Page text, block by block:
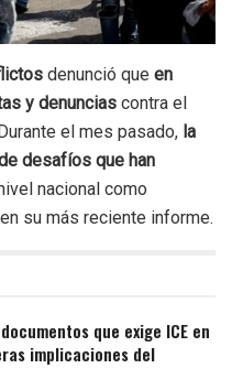
denunció que en
y denuncias contra el
el mes pasado, la
desafíos que han
nacional como
su más reciente informe.
que exige ICE en
implicaciones del